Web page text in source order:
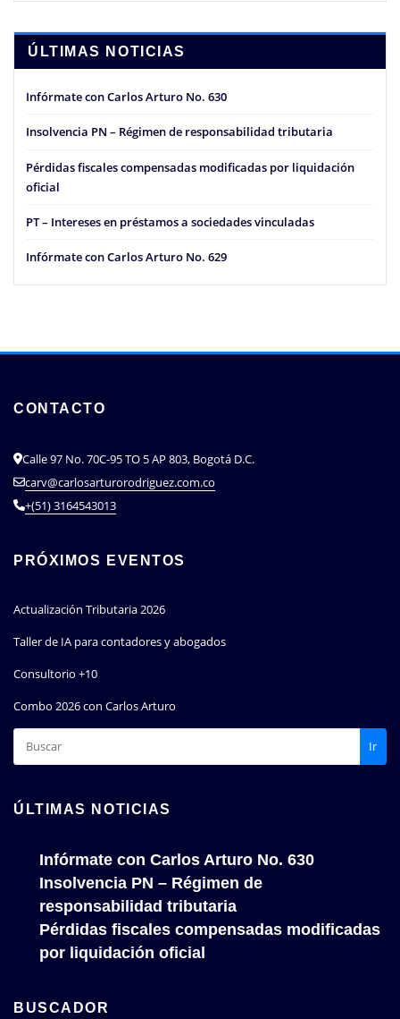
ÚLTIMAS NOTICIAS
Infórmate con Carlos Arturo No. 630
Insolvencia PN – Régimen de responsabilidad tributaria
Pérdidas fiscales compensadas modificadas por liquidación
oficial
PT – Intereses en préstamos a sociedades vinculadas
Infórmate con Carlos Arturo No. 629
CONTACTO
Calle 97 No. 70C-95 TO 5 AP 803, Bogotá D.C.
carv@carlosarturorodriguez.com.co
+(51) 3164543013
PRÓXIMOS EVENTOS
Actualización Tributaria 2026
Taller de IA para contadores y abogados
Consultorio +10
Combo 2026 con Carlos Arturo
Ir
ÚLTIMAS NOTICIAS
Infórmate con Carlos Arturo No. 630
Insolvencia PN – Régimen de
responsabilidad tributaria
Pérdidas fiscales compensadas modificadas
por liquidación oficial
BUSCADOR